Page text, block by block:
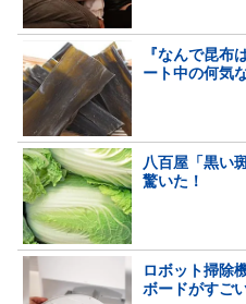
『なんで昆布
ート中の何気
八百屋「黒い
驚いた！
ロボット掃除
ボードがすご